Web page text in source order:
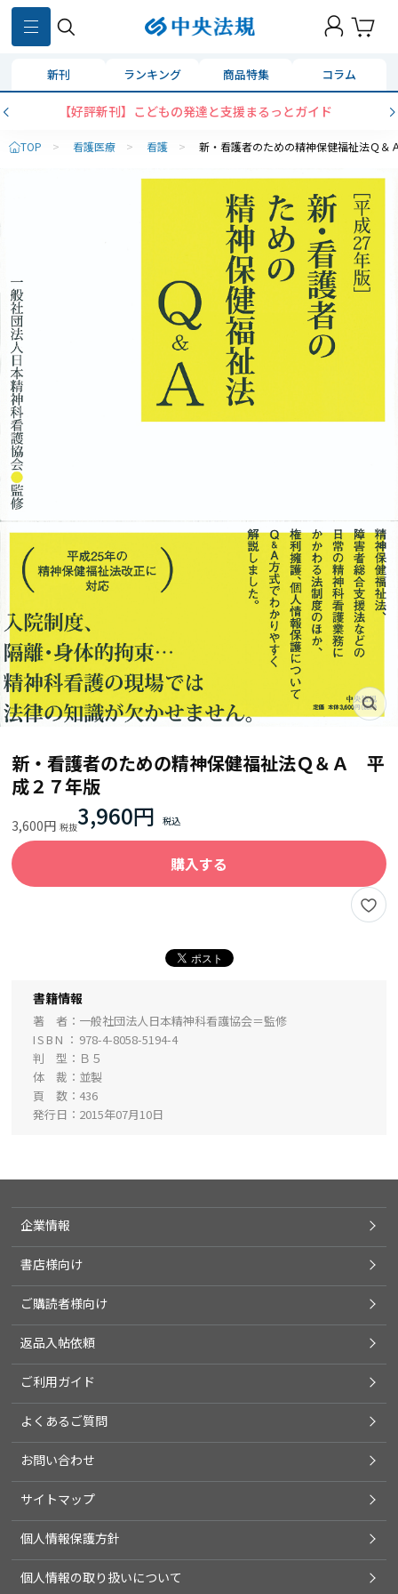
新刊 ランキング 商品特集 コラム
【好評新刊】こどもの発達と支援まるっとガイド
TOP > 看護医療 > 看護 > 新・看護者のための精神保健福祉法Ｑ
新・看護者のための精神保健福祉法Ｑ＆Ａ 平
成２７年版
3,600円 3,960円
購入する
書籍情報
著 者
一般社団法人日本精神科看護協会＝監修
ISBN
978-4-8058-5194-4
判 型
Ｂ５
体 裁
並製
頁 数
436
発行日
2015年07月10日
企業情報
書店様向け
ご購読者様向け
返品入帖依頼
ご利用ガイド
よくあるご質問
お問い合わせ
サイトマップ
個人情報保護方針
個人情報の取り扱いについて